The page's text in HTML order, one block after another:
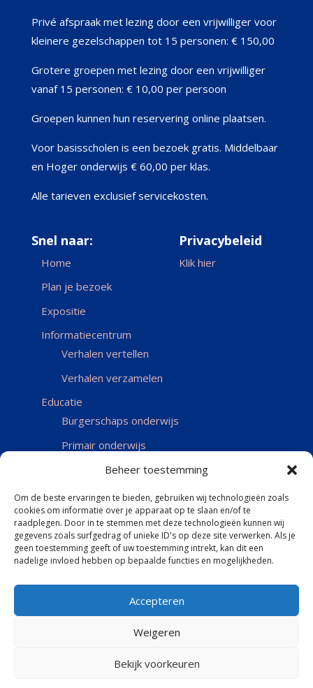
Beheer toestemming
Om de beste ervaringen te bieden, gebruiken wij technologieën zoals
cookies om informatie over je apparaat op te slaan en/of te
raadplegen. Door in te stemmen met deze technologieën kunnen wij
gegevens zoals surfgedrag of unieke ID's op deze site verwerken. Als je
geen toestemming geeft of uw toestemming intrekt, kan dit een
nadelige invloed hebben op bepaalde functies en mogelijkheden.
Accepteren
Weigeren
Bekijk voorkeuren
Privé afspraak met lezing door een vrijwilliger voor
kleinere gezelschappen tot 15 personen: € 150,00
Grotere groepen met lezing door een vrijwilliger
vanaf 15 personen: € 10,00 per persoon
Groepen kunnen hun reservering online plaatsen.
Voor basisscholen is een bezoek gratis. Middelbaar
en Hoger onderwijs € 60,00 per klas.
Alle tarieven exclusief servicekosten.
Snel naar:
Home
Plan je bezoek
Expositie
Informatiecentrum
Verhalen vertellen
Verhalen verzamelen
Educatie
Burgerschaps onderwijs
Primair onderwijs
Voortgezet onderwijs
Over ons
Beleidsplan
Financieel overzicht
Actueel
Contact
Privacybeleid
Klik hier